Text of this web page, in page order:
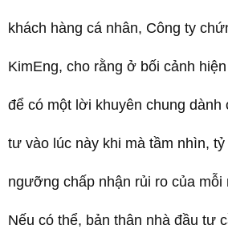
khách hàng cá nhân, Công ty
KimEng, cho rằng ở bối cảnh
để có một lời khuyên chung dành
tư vào lúc này khi mà tầm nhìn,
ngưỡng chấp nhận rủi ro của
Nếu có thể, bản thân nhà đầu tư